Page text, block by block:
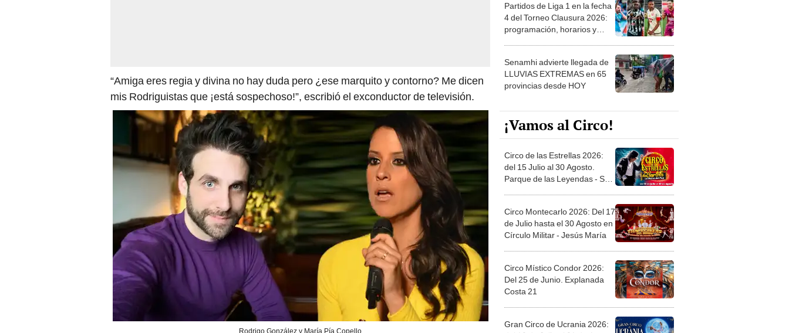
“Amiga eres regia y divina no hay duda pero ¿ese marquito y contorno? Me dicen
mis Rodriguistas que ¡está sospechoso!”, escribió el exconductor de televisión.
Partidos de Liga 1 en la fecha
4 del Torneo Clausura 2026:
programación, horarios y
Senamhi advierte llegada de
LLUVIAS EXTREMAS en 65
provincias desde HOY
¡Vamos al Circo!
Circo de las Estrellas 2026:
del 15 Julio al 30 Agosto.
Parque de las Leyendas - San
Circo Montecarlo 2026: Del 17
de Julio hasta el 30 Agosto en
Círculo Militar - Jesús María
Circo Místico Condor 2026:
Del 25 de Junio. Explanada
Costa 21
Gran Circo de Ucrania 2026: